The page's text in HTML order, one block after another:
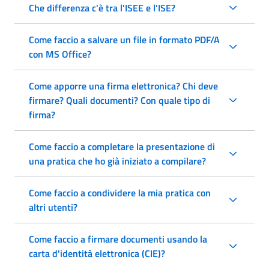
Che differenza c'è tra l'ISEE e l'ISE?
Come faccio a salvare un file in formato PDF/A
con MS Office?
Come apporre una firma elettronica? Chi deve
firmare? Quali documenti? Con quale tipo di
firma?
Come faccio a completare la presentazione di
una pratica che ho già iniziato a compilare?
Come faccio a condividere la mia pratica con
altri utenti?
Come faccio a firmare documenti usando la
carta d'identità elettronica (CIE)?